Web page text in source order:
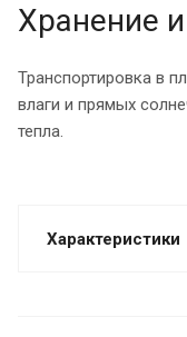
Хранение
Транспортировка в
влаги и прямых
тепла.
Характеристики